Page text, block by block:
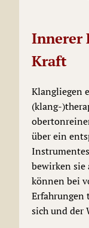
Innerer
Kraft
Klangliegen
(klang-
über ein
bewirken sie
können bei
Erfahrungen
sich und der